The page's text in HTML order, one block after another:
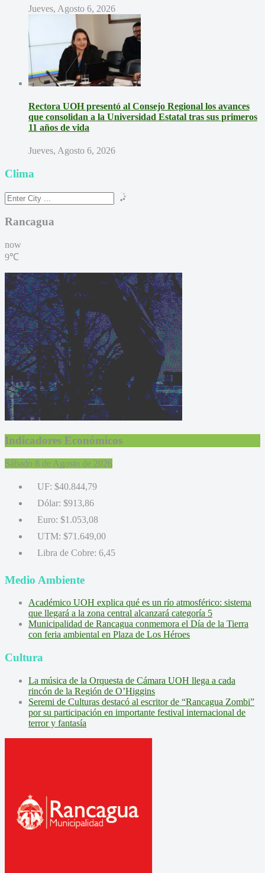
Jueves, Agosto 6, 2026
Rectora UOH presentó al Consejo Regional los avances
que consolidan a la Universidad Estatal tras sus primeros
11 años de vida
Jueves, Agosto 6, 2026
Clima
Rancagua
now
9℃
Indicadores Económicos
Sábado 8 de Agosto de 2026
UF: $40.844,79
Dólar: $913,86
Euro: $1.053,08
UTM: $71.649,00
Libra de Cobre: 6,45
Medio Ambiente
Académico UOH explica qué es un río atmosférico: sistema
que llegará a la zona central alcanzará categoría 5
Municipalidad de Rancagua conmemora el Día de la Tierra
con feria ambiental en Plaza de Los Héroes
Cultura
La música de la Orquesta de Cámara UOH llega a cada
rincón de la Región de O’Higgins
Seremi de Culturas destacó al escritor de “Rancagua Zombi”
por su participación en importante festival internacional de
terror y fantasía